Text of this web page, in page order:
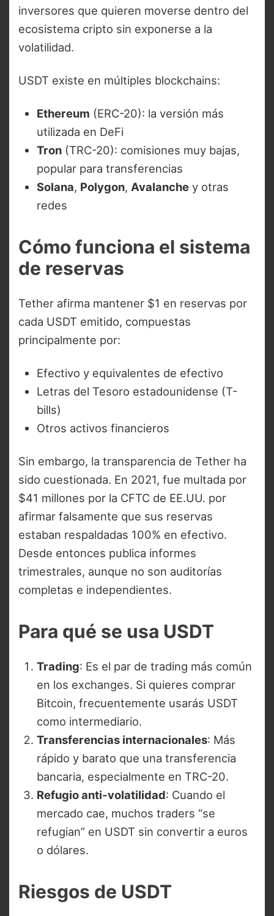
inversores que quieren moverse dentro del
ecosistema cripto sin exponerse a la
volatilidad.
USDT existe en múltiples blockchains:
Ethereum (ERC-20): la versión más
utilizada en DeFi
Tron (TRC-20): comisiones muy bajas,
popular para transferencias
Solana, Polygon, Avalanche y otras
redes
Cómo funciona el sistema
de reservas
Tether afirma mantener $1 en reservas por
cada USDT emitido, compuestas
principalmente por:
Efectivo y equivalentes de efectivo
Letras del Tesoro estadounidense (T-
bills)
Otros activos financieros
Sin embargo, la transparencia de Tether ha
sido cuestionada. En 2021, fue multada por
$41 millones por la CFTC de EE.UU. por
afirmar falsamente que sus reservas
estaban respaldadas 100% en efectivo.
Desde entonces publica informes
trimestrales, aunque no son auditorías
completas e independientes.
Para qué se usa USDT
Trading: Es el par de trading más común
en los exchanges. Si quieres comprar
Bitcoin, frecuentemente usarás USDT
como intermediario.
Transferencias internacionales: Más
rápido y barato que una transferencia
bancaria, especialmente en TRC-20.
Refugio anti-volatilidad: Cuando el
mercado cae, muchos traders “se
refugian” en USDT sin convertir a euros
o dólares.
Riesgos de USDT